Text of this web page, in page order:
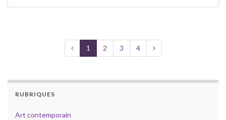
1 2 3 4
RUBRIQUES
Art contemporain